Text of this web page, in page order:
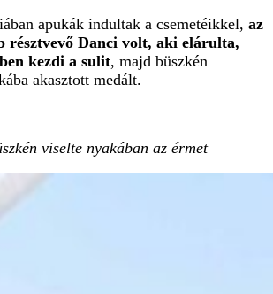
apukák indultak a csemetéikkel, az
résztvevő Danci volt, aki elárulta,
kezdi a sulit, majd büszkén
akasztott medált.
viselte nyakában az érmet